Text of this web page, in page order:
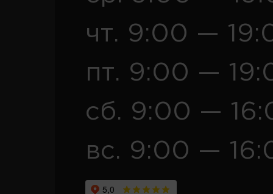
чт. 9:00 —
пт. 9:00 —
сб. 9:00 —
вс. 9:00 —